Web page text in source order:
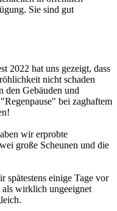
Sie sind gut
2022 hat uns gezeigt, dass
nicht schaden
den Gebäuden und
bei zaghaftem
wir erprobte
große Scheunen und die
spätestens einige Tage vor
als wirklich ungeeignet